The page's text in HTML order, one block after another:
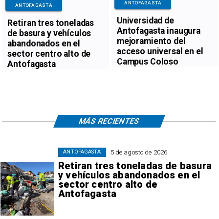
Retiran tres toneladas
de basura y vehículos
abandonados en el
sector centro alto de
Antofagasta
ANTOFAGASTA
Universidad de
Antofagasta inaugura
mejoramiento del
acceso universal en el
Campus Coloso
ANTOFAGASTA
5 de agosto de 2026
Retiran tres toneladas de basura
y vehículos abandonados en el
sector centro alto de
Antofagasta
ANTOFAGASTA
MÁS RECIENTES